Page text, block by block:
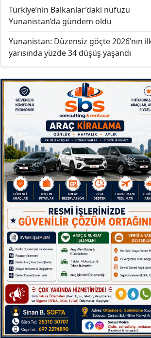
Türkiye’nin Balkanlar’daki nüfuzu
Yunanistan’da gündem oldu
Yunanistan: Düzensiz göçte 2026’nın
yarısında yüzde 34 düşüş yaşandı